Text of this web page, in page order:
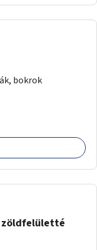
bokrok
zöldfelületté